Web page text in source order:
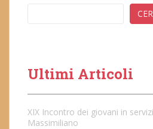
Ultimi Articoli
XIX Incontro dei giovani in
Massimiliano